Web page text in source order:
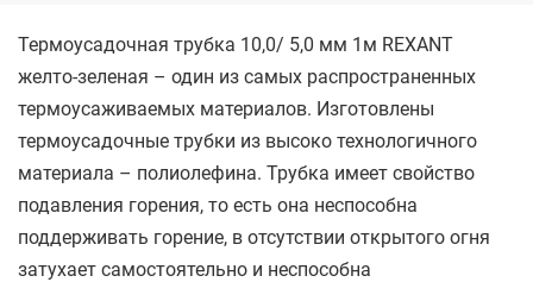
Термоусадочная трубка 10,0/ 5,0 мм 1м REXANT
желто-зеленая – один из самых распространенных
термоусаживаемых материалов. Изготовлены
термоусадочные трубки из высоко технологичного
материала – полиолефина. Трубка имеет свойство
подавления горения, то есть она неспособна
поддерживать горение, в отсутствии открытого огня
затухает самостоятельно и неспособна